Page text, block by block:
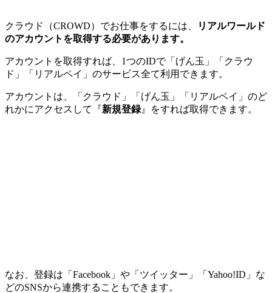
クラウド（CROWD）でお仕事をするには、
リアルワールド
のアカウントを取得する必要があります。
アカウントを取得すれば、1つのIDで「げん玉」「クラウ
ド」「リアルペイ」のサービス全て利用できます。
アカウントは、「クラウド」「げん玉」「リアルペイ」のど
れかにアクセスして『新規登録』をすれば取得できます。
なお、登録は「Facebook」や「ツイッター」「Yahoo!ID」な
どのSNSから連携することもできます。